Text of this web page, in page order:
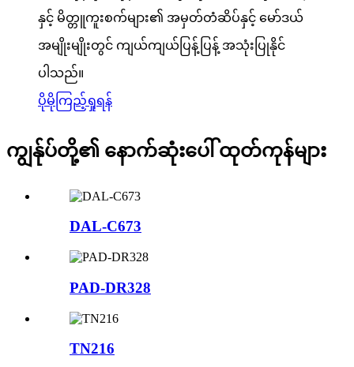
နှင့် မိတ္တူကူးစက်များ၏ အမှတ်တံဆိပ်နှင့် မော်ဒယ်
အမျိုးမျိုးတွင် ကျယ်ကျယ်ပြန့်ပြန့် အသုံးပြုနိုင်
ပါသည်။
ပိုမိုကြည့်ရှုရန်
ကျွန်ုပ်တို့၏ နောက်ဆုံးပေါ် ထုတ်ကုန်များ
DAL-C673
PAD-DR328
TN216